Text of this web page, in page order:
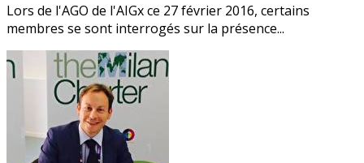
Lors de l'AGO de l'AIGx ce 27 février 2016, certains
membres se sont interrogés sur la présence...